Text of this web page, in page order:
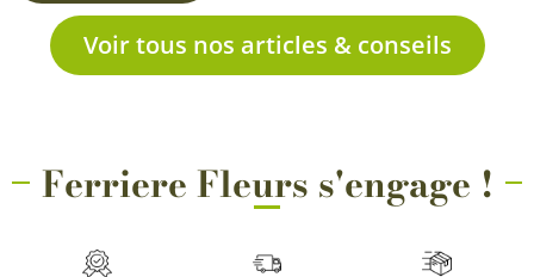
Voir tous nos articles & conseils
Ferriere Fleurs s'engage !